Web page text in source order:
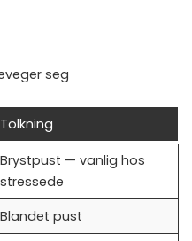
seg
Tolkning
Brystpust — vanlig hos
stressede
Blandet pust